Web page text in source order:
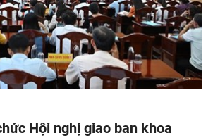
Hội nghị giao ban khoa